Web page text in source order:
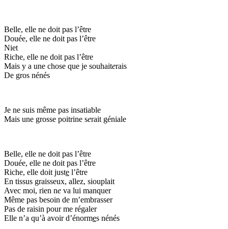
Belle, elle ne doit pas l’être
Douée, elle ne doit pas l’être
Niet
Riche, elle ne doit pas l’être
Mais y a une chose que je souhaiterais
De gros nénés
Je ne suis même pas insatiable
Mais une grosse poitrine serait géniale
Belle, elle ne doit pas l’être
Douée, elle ne doit pas l’être
Riche, elle doit juste l’être
En tissus graisseux, allez, siouplait
Avec moi, rien ne va lui manquer
Même pas besoin de m’embrasser
Pas de raisin pour me régaler
Elle n’a qu’à avoir d’énormes nénés